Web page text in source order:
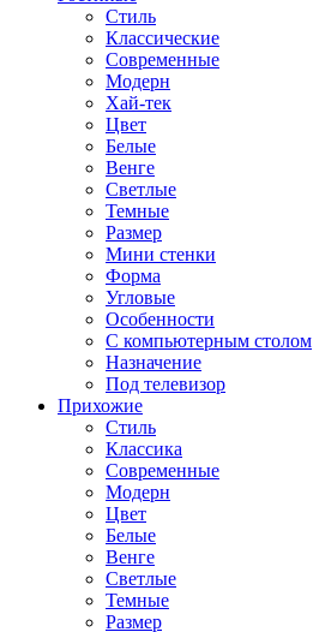
Стиль
Классические
Современные
Модерн
Хай-тек
Цвет
Белые
Венге
Светлые
Темные
Размер
Мини стенки
Форма
Угловые
Особенности
С компьютерным столом
Назначение
Под телевизор
Прихожие
Стиль
Классика
Современные
Модерн
Цвет
Белые
Венге
Светлые
Темные
Размер